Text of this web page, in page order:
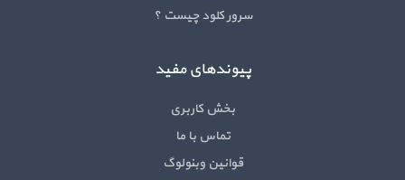
سرور کلود چیست ؟
پیوندهای مفید
بخش کاربری
تماس با ما
قوانین وبنولوگ